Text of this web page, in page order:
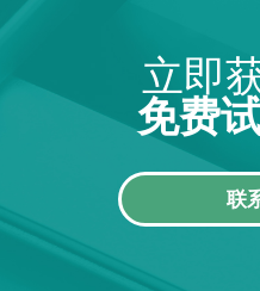
立即
免费
联